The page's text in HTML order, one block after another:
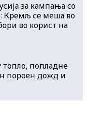
за кампања со
Кремљ се меша во
во корист на
попладне
пороен дожд и